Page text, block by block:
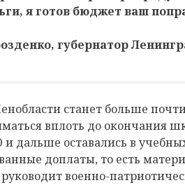
я готов бюджет ваш
губернатор
станет больше
вплоть до окончания
дальше оставались в
доплаты, то есть
руководит военно-